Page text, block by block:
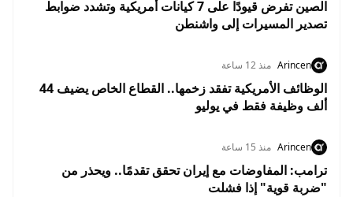
الصين تفرض قيودًا على 7 كيانات أمريكية وتشدد ضوابط
تصدير المسيرات إلى واشنطن
Arincen منذ 12 ساعة
الوظائف الأمريكية تفقد زخمها.. القطاع الخاص يضيف 44
ألف وظيفة فقط في يوليو
Arincen منذ 15 ساعة
ترامب: المفاوضات مع إيران تحقق تقدمًا.. ويحذر من
"ضربة قوية" إذا فشلت